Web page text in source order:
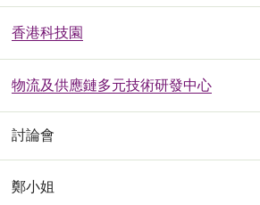
香港科技園
物流及供應鏈多元技術研發中心
討論會
鄭小姐